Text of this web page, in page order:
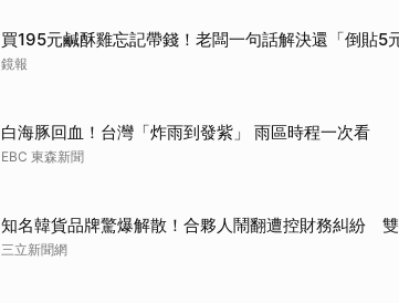
買195元鹹酥雞忘記帶錢！老闆一句話解決還「倒貼5
鏡報
白海豚回血！台灣「炸雨到發紫」 雨區時程一次看
EBC 東森新聞
知名韓貨品牌驚爆解散！合夥人鬧翻遭控財務糾紛
三立新聞網